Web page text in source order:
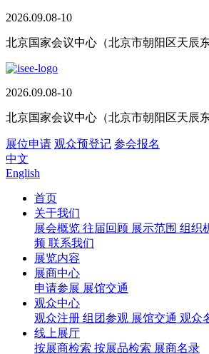
2026.09.08-10
北京国家会议中心（北京市朝阳区天辰东
2026.09.08-10
北京国家会议中心（北京市朝阳区天辰东
展位申请 观众预登记 参会报名
中文
English
首页
关于我们
展会概览 往届回顾 展示范围 组织
频 联系我们
展览内容
展商中心
申请参展 展馆交通
观众中心
观众注册 组团参观 展馆交通 观众
线上展厅
按展商检索 按展品检索 展商名录